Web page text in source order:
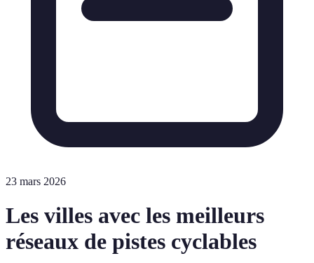
23 mars 2026
Les villes avec les meilleurs
réseaux de pistes cyclables